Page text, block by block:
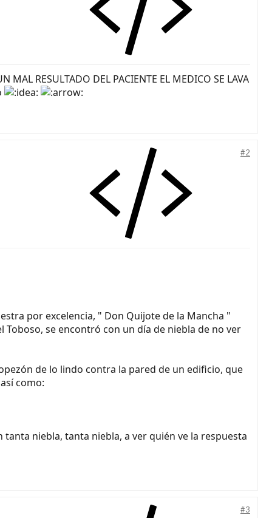
MAL RESULTADO DEL PACIENTE EL MEDICO SE LAVA
#2
por excelencia, " Don Quijote de la Mancha "
se encontró con un día de niebla de no ver
de lo lindo contra la pared de un edificio, que
como:
niebla, tanta niebla, a ver quién ve la respuesta
#3